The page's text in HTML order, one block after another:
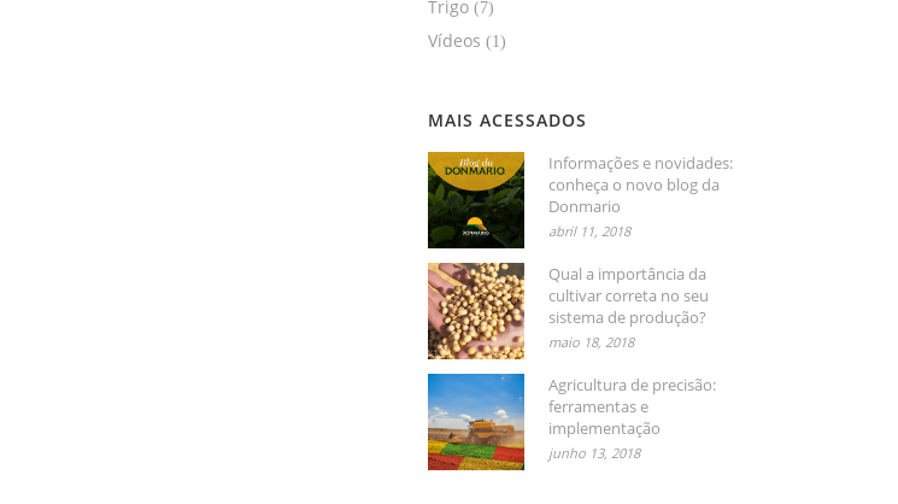
Trigo (7)
Vídeos (1)
MAIS ACESSADOS
Informações e novidades:
conheça o novo blog da
Donmario
abril 11, 2018
Qual a importância da
cultivar correta no seu
sistema de produção?
maio 18, 2018
Agricultura de precisão:
ferramentas e
implementação
junho 13, 2018